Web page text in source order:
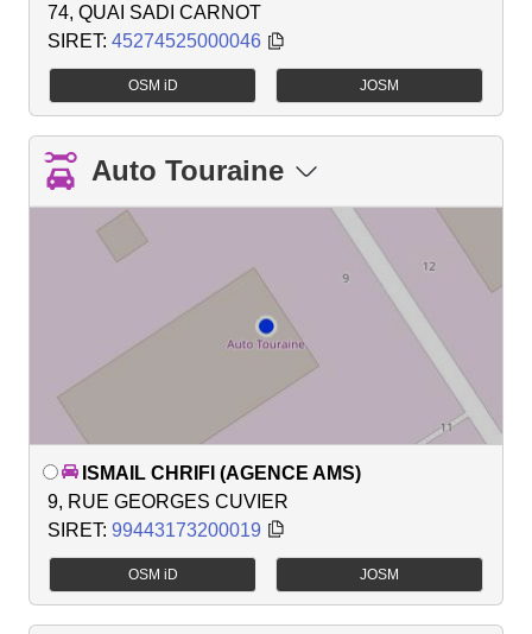
74, QUAI SADI CARNOT
SIRET: 45274525000046
OSM iD JOSM
Auto Touraine
ISMAIL CHRIFI (AGENCE AMS)
9, RUE GEORGES CUVIER
SIRET: 99443173200019
OSM iD JOSM